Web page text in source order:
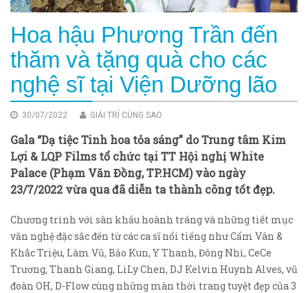
Hoa hậu Phương Trần đến
thăm và tặng quà cho các
nghệ sĩ tại Viện Dưỡng lão
30/07/2022 GIẢI TRÍ CÙNG SAO
Gala “Dạ tiệc Tinh hoa tỏa sáng” do Trung tâm Kim
Lợi & LQP Films tổ chức tại TT Hội nghị White
Palace (Phạm Văn Đồng, TP.HCM) vào ngày
23/7/2022 vừa qua đã diễn ta thành công tốt đẹp.
Chương trình với sân khấu hoành tráng và những tiết mục
văn nghệ đặc sắc đến từ các ca sĩ nổi tiếng như Cẩm Vân &
Khắc Triệu, Lâm Vũ, Bảo Kun, Y Thanh, Đông Nhi, CeCe
Trương, Thanh Giang, LiLy Chen, DJ Kelvin Huynh Alves, vũ
đoàn OH, D-Flow cùng những màn thời trang tuyệt đẹp của 3